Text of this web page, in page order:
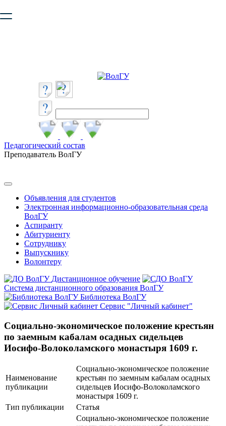
безопасную работу с сайтом. Пожалуйста
Педагогический состав
Преподаватель ВолГУ
Объявления для студентов
Электронная информационно-образовательная среда
ВолГУ
Аспиранту
Абитуриенту
Сотруднику
Выпускнику
Волонтеру
Дистанционное обучение
Система дистанционного образования ВолГУ
Библиотека ВолГУ
Сервис "Личный кабинет"
Социально-экономическое положение крестьян
по заемным кабалам осадных сидельцев
Иосифо-Волоколамского монастыря 1609 г.
Наименование
публикации
Социально-экономическое положение
крестьян по заемным кабалам осадных
сидельцев Иосифо-Волоколамского
монастыря 1609 г.
Тип публикации
Статья
Социально-экономическое положение